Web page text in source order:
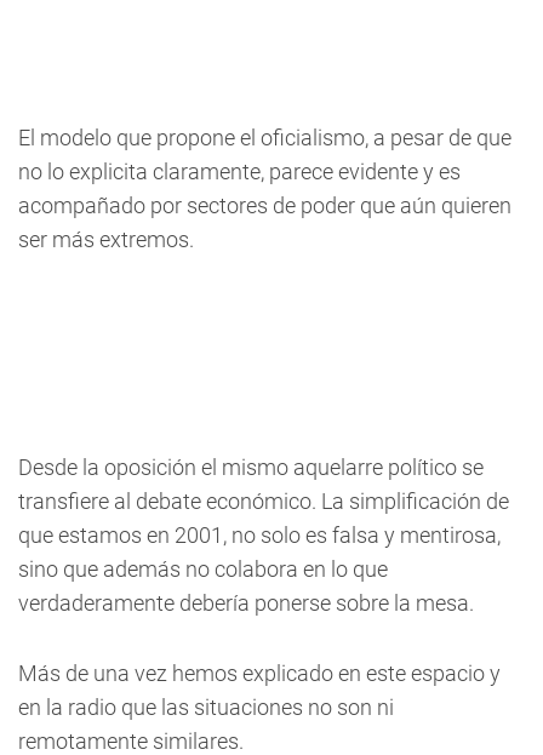
El modelo que propone el oficialismo, a pesar de que
no lo explicita claramente, parece evidente y es
acompañado por sectores de poder que aún quieren
ser más extremos.
Desde la oposición el mismo aquelarre político se
transfiere al debate económico. La simplificación de
que estamos en 2001, no solo es falsa y mentirosa,
sino que además no colabora en lo que
verdaderamente debería ponerse sobre la mesa.
Más de una vez hemos explicado en este espacio y
en la radio que las situaciones no son ni
remotamente similares.